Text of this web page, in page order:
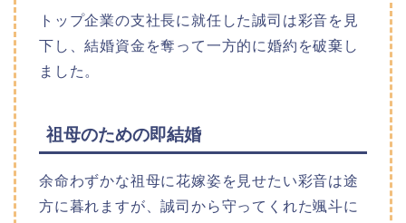
トップ企業の支社長に就任した誠司は彩音を見
下し、結婚資金を奪って一方的に婚約を破棄し
ました。
祖母のための即結婚
余命わずかな祖母に花嫁姿を見せたい彩音は途
方に暮れますが、誠司から守ってくれた颯斗に